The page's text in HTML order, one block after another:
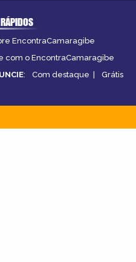
EncontraCamaragibe
com o EncontraCamaragibe
: Com destaque | Grátis